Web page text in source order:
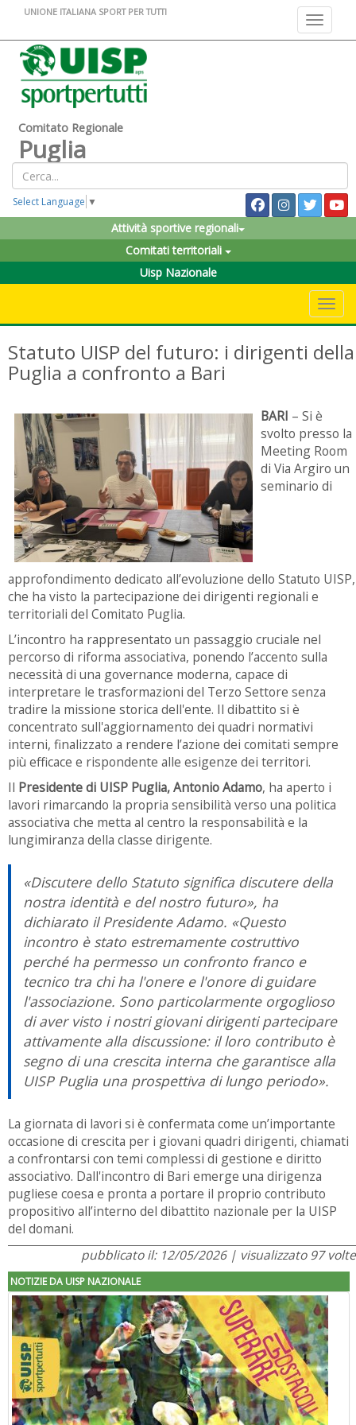
Toggle
UNIONE ITALIANA SPORT PER TUTTI
Comitato Regionale
Puglia
Select Language ▼
Attività sportive regionali
Comitati territoriali
Uisp Nazionale
Statuto UISP del futuro: i dirigenti della
Puglia a confronto a Bari
BARI – Si è
svolto presso la
Meeting Room
di Via Argiro un
seminario di
approfondimento dedicato all’evoluzione dello Statuto UISP,
che ha visto la partecipazione dei dirigenti regionali e
territoriali del Comitato Puglia.
L’incontro ha rappresentato un passaggio cruciale nel
percorso di riforma associativa, ponendo l’accento sulla
necessità di una governance moderna, capace di
interpretare le trasformazioni del Terzo Settore senza
tradire la missione storica dell'ente. Il dibattito si è
concentrato sull'aggiornamento dei quadri normativi
interni, finalizzato a rendere l’azione dei comitati sempre
più efficace e rispondente alle esigenze dei territori.
Il Presidente di UISP Puglia, Antonio Adamo, ha aperto i
lavori rimarcando la propria sensibilità verso una politica
associativa che metta al centro la responsabilità e la
lungimiranza della classe dirigente.
«Discutere dello Statuto significa discutere della
nostra identità e del nostro futuro», ha
dichiarato il Presidente Adamo. «Questo
incontro è stato estremamente costruttivo
perché ha permesso un confronto franco e
tecnico tra chi ha l'onere e l'onore di guidare
l'associazione. Sono particolarmente orgoglioso
di aver visto i nostri giovani dirigenti partecipare
attivamente alla discussione: il loro contributo è
segno di una crescita interna che garantisce alla
UISP Puglia una prospettiva di lungo periodo».
La giornata di lavori si è confermata come un’importante
occasione di crescita per i giovani quadri dirigenti, chiamati
a confrontarsi con temi complessi di gestione e diritto
associativo. Dall'incontro di Bari emerge una dirigenza
pugliese coesa e pronta a portare il proprio contributo
propositivo all’interno del dibattito nazionale per la UISP
del domani.
pubblicato il: 12/05/2026 | visualizzato 97 volte
NOTIZIE DA UISP NAZIONALE